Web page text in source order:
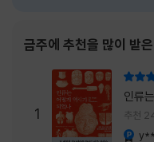
선
이 뒤
까 「등껍질」의 세계에서 사람들은 저마다 다른
사
금주에 추천을 많이 받
1
인류는
역사
추천